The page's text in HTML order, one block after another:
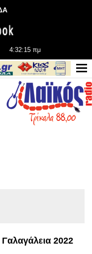
4:32:16 πμ
2022